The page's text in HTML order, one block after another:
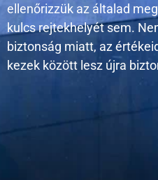
ellenőrizzük az általad
kulcs rejtekhelyét sem.
biztonság miatt, az
kezek között lesz újra